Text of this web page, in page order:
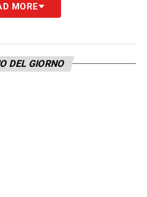
di essere l’uomo
da terza punta. Se la
può realizzare
MORE
DEL GIORNO